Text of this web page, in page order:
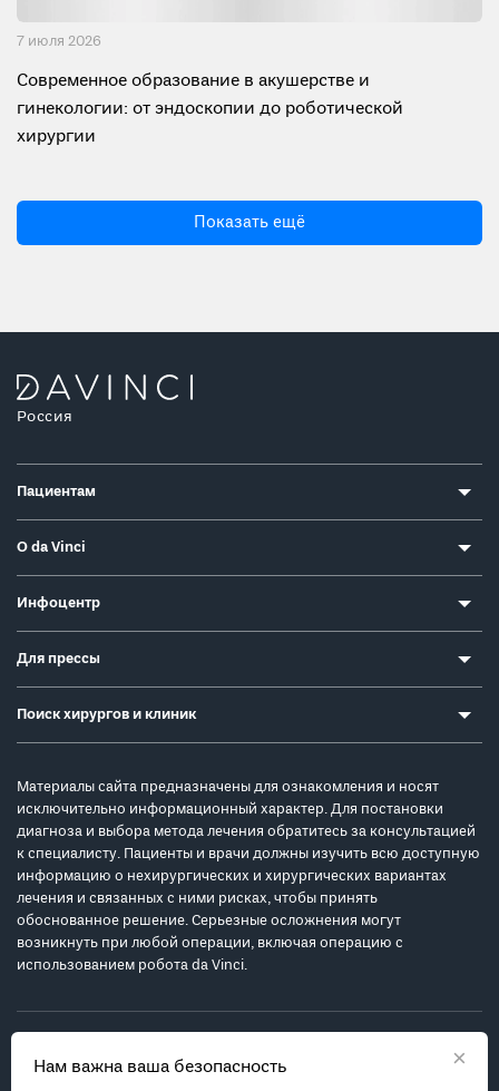
7 июля 2026
Современное образование в акушерстве и
гинекологии: от эндоскопии до роботической
хирургии
Показать ещё
×
Нам важна ваша безопасность
Россия
Пациентам
О da Vinci
Инфоцентр
Для прессы
Поиск хирургов и клиник
Материалы сайта предназначены для ознакомления и носят
исключительно информационный характер. Для постановки
диагноза и выбора метода лечения обратитесь за консультацией
к специалисту. Пациенты и врачи должны изучить всю доступную
информацию о нехирургических и хирургических вариантах
лечения и связанных с ними рисках, чтобы принять
обоснованное решение. Серьезные осложнения могут
возникнуть при любой операции, включая операцию с
использованием робота da Vinci.